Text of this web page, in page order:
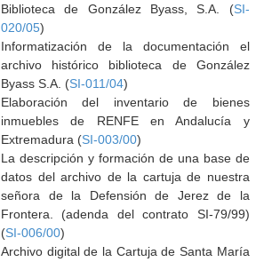
Biblioteca de González Byass, S.A. (SI-
020/05)
Informatización de la documentación el
archivo histórico biblioteca de González
Byass S.A. (SI-011/04)
Elaboración del inventario de bienes
inmuebles de RENFE en Andalucía y
Extremadura (SI-003/00)
La descripción y formación de una base de
datos del archivo de la cartuja de nuestra
señora de la Defensión de Jerez de la
Frontera. (adenda del contrato SI-79/99)
(SI-006/00)
Archivo digital de la Cartuja de Santa María